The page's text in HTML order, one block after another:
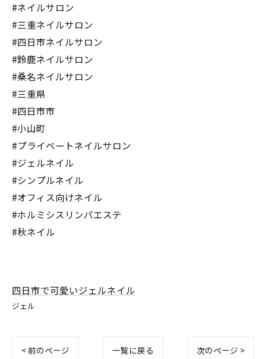
#ネイルサロン
#三重ネイルサロン
#四日市ネイルサロン
#鈴鹿ネイルサロン
#桑名ネイルサロン
#三重県
#四日市市
#小山町
#プライベートネイルサロン
#ジェルネイル
#シンプルネイル
#オフィス向けネイル
#ホルミシスリンパエステ
#秋ネイル
四日市で可愛いジェルネイル
ジェル
< 前のページ 一覧に戻る 次のページ >